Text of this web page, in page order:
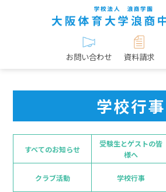
お問い合わせ 資料請求
学校行事
すべてのお知らせ
受験生とゲストの皆
様へ
クラブ活動 学校行事